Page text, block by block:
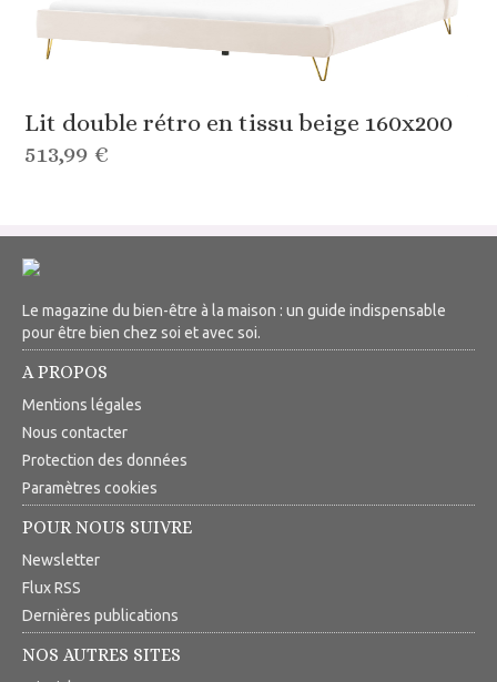
Lit double rétro en tissu beige 160x200
513,99 €
Le magazine du bien-être à la maison : un guide indispensable
pour être bien chez soi et avec soi.
A PROPOS
Mentions légales
Nous contacter
Protection des données
Paramètres cookies
POUR NOUS SUIVRE
Newsletter
Flux RSS
Dernières publications
NOS AUTRES SITES